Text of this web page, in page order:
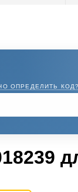
ОПРЕДЕЛИТЬ КОД?